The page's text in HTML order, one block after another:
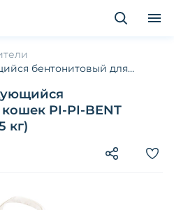
бентонитовый для
PI-PI-BENT
кг)